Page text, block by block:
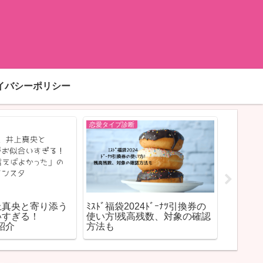
バシーポリシー
央と寄り添う
ぎる！
介
恋愛タイプ診断
ﾐｽﾄﾞ福袋2024ﾄﾞｰﾅﾂ引換券の
使い方!残高残数、対象の確認
方法も